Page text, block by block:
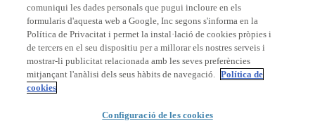
Membre de
Acreditacions
© 2026 La Salle Campus Barcelona - URL |Avís legal
comuniqui les dades personals que pugui incloure en els
formularis d'aquesta web a Google, Inc segons s'informa en la
Política de Privacitat i permet la instal·lació de cookies pròpies i
de tercers en el seu dispositiu per a millorar els nostres serveis i
mostrar-li publicitat relacionada amb les seves preferències
mitjançant l'anàlisi dels seus hàbits de navegació. Política de
cookies
Configuració de les cookies